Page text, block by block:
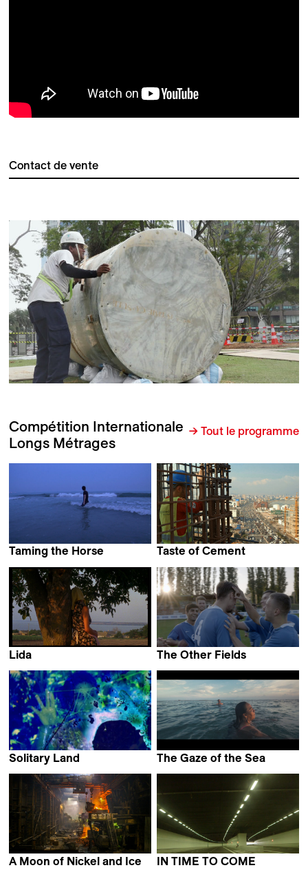
Contact de vente
Compétition Internationale
Longs Métrages
→ Tout le programme
Taming the Horse
Taste of Cement
Lida
The Other Fields
Simon Quack
Solitary Land
The Gaze of the Sea
A Moon of Nickel and Ice
IN TIME TO COME